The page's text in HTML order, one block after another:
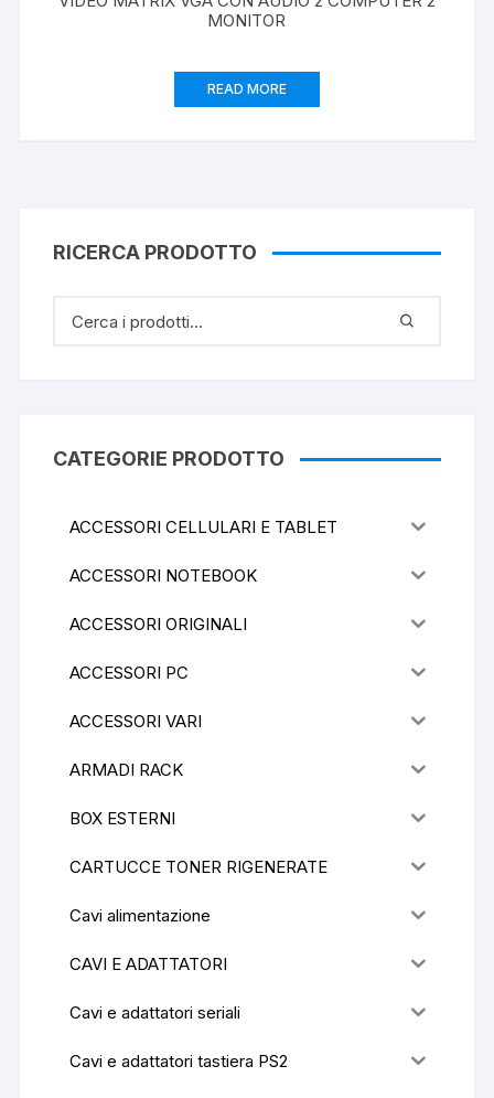
MONITOR
READ MORE
RICERCA PRODOTTO
CATEGORIE PRODOTTO
ACCESSORI CELLULARI E TABLET
ACCESSORI NOTEBOOK
ACCESSORI ORIGINALI
ACCESSORI PC
ACCESSORI VARI
ARMADI RACK
BOX ESTERNI
CARTUCCE TONER RIGENERATE
Cavi alimentazione
CAVI E ADATTATORI
Cavi e adattatori seriali
Cavi e adattatori tastiera PS2